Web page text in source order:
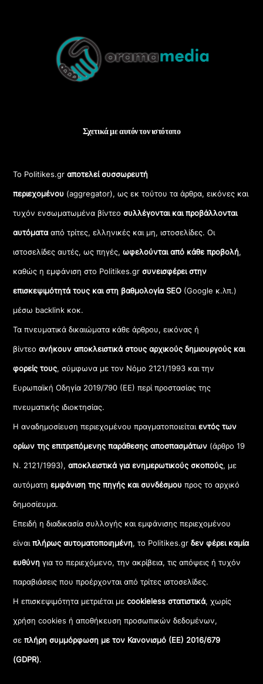
Top
Σχετικά με αυτόν τον ιστότοπο
Το Politikes.grαποτελεί συσσωρευτή
περιεχομένου (aggregator), ως εκ τούτου τα άρθρα, εικόνες και
τυχόν ενσωματωμένα βίντεοσυλλέγονται και προβάλλονται
αυτόματααπό τρίτες, ελληνικές και μη, ιστοσελίδες. Οι
ιστοσελίδες αυτές, ως πηγές,ωφελούνται από κάθε προβολή,
καθώς η εμφάνιση στο Politikes.gr συνεισφέρει στην
επισκεψιμότητά τους και στη βαθμολογία SEO (Google κ.λπ.)
μέσω backlink κοκ.
Τα πνευματικά δικαιώματα κάθε άρθρου, εικόνας ή
βίντεοανήκουν αποκλειστικά στους αρχικούς δημιουργούς και
φορείς τους, σύμφωνα με τον Νόμο 2121/1993 και την
Ευρωπαϊκή Οδηγία 2019/790 (ΕΕ) περί προστασίας της
πνευματικής ιδιοκτησίας.
Η αναδημοσίευση περιεχομένου πραγματοποιείταιεντός των
ορίων της επιτρεπόμενης παράθεσης αποσπασμάτων (άρθρο 19
Ν. 2121/1993), αποκλειστικά για ενημερωτικούς σκοπούς, με
αυτόματηεμφάνιση της πηγής και συνδέσμου προς το αρχικό
δημοσίευμα.
Επειδή η διαδικασία συλλογής και εμφάνισης περιεχομένου
είναιπλήρως αυτοματοποιημένη, το Politikes.grδεν φέρει καμία
ευθύνη για το περιεχόμενο, την ακρίβεια, τις απόψεις ή τυχόν
παραβιάσεις που προέρχονται από τρίτες ιστοσελίδες.
Η επισκεψιμότητα μετριέται μεcookieless στατιστικά, χωρίς
χρήση cookies ή αποθήκευση προσωπικών δεδομένων,
σεπλήρη συμμόρφωση με τον Κανονισμό (ΕΕ) 2016/679
(GDPR).